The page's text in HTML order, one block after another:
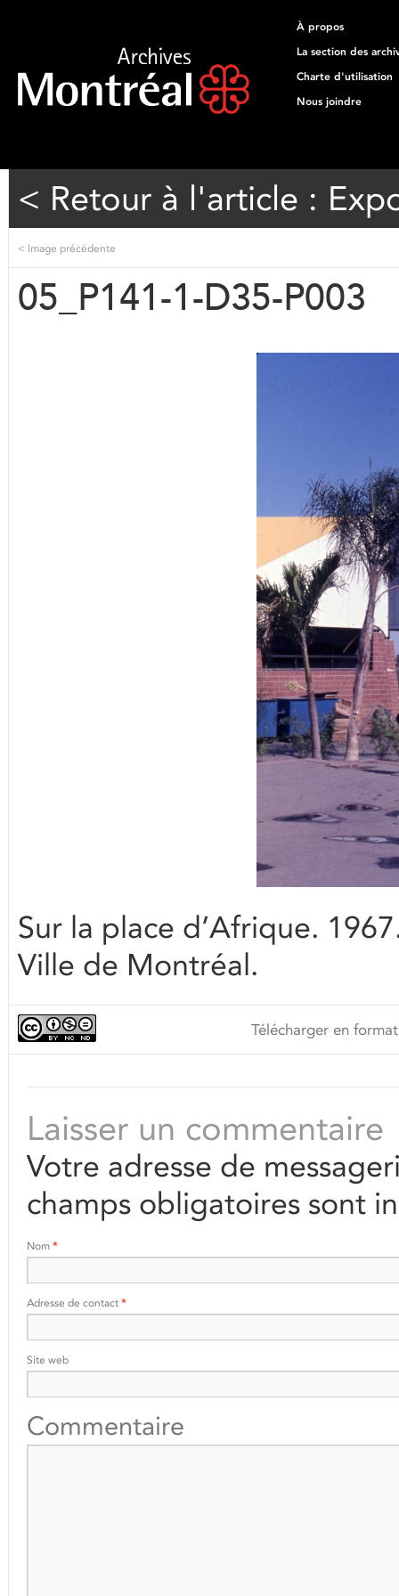
À propos
La section des
Charte d'utilisation
Nous joindre
< Retour à l'article :
< Image précédente
05_P141-1-D35-P003
Sur la place d’Afrique.
Ville de Montréal.
Télécharger en
Laisser un commentaire
Votre adresse de
champs obligatoires sont
Nom *
Adresse de contact *
Site web
Commentaire